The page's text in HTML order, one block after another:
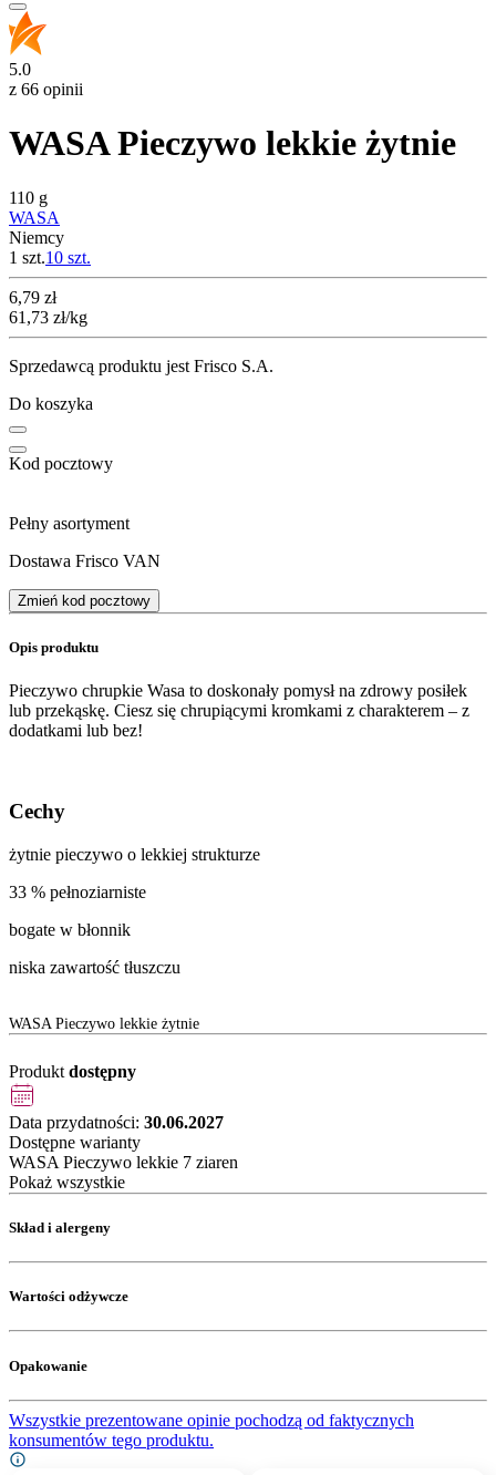
5.0
z 66 opinii
WASA Pieczywo lekkie żytnie
110 g
WASA
Niemcy
1 szt.10 szt.
Cena
6,79 zł
61,73 zł/kg
Sprzedawcą produktu jest Frisco S.A.
Do koszyka
Kod pocztowy
Pełny asortyment
Dostawa Frisco VAN
Zmień kod pocztowy
Opis produktu
Pieczywo chrupkie Wasa to doskonały pomysł na zdrowy posiłek
lub przekąskę. Ciesz się chrupiącymi kromkami z charakterem – z
dodatkami lub bez!
Cechy
żytnie pieczywo o lekkiej strukturze
33 % pełnoziarniste
bogate w błonnik
niska zawartość tłuszczu
WASA Pieczywo lekkie żytnie
Produkt dostępny
Data przydatności: 30.06.2027
Dostępne warianty
WASA Pieczywo lekkie 7 ziaren
Pokaż wszystkie
Skład i alergeny
Wartości odżywcze
Opakowanie
Wszystkie prezentowane opinie pochodzą od faktycznych
konsumentów tego produktu.